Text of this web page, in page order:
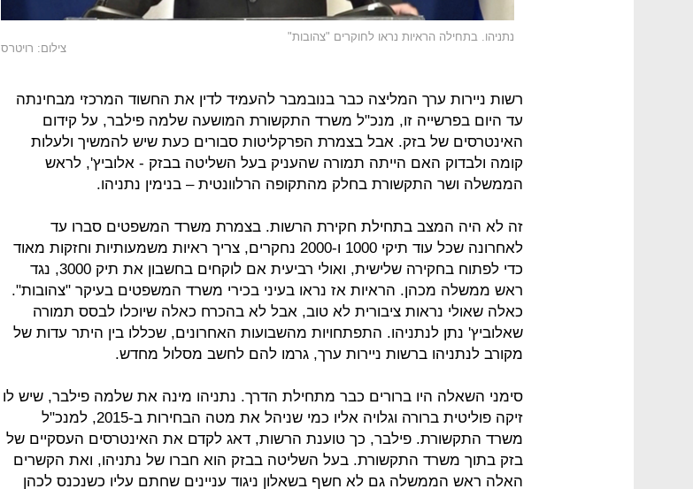
נתניהו. בתחילה הראיות נראו לחוקרים "צהובות"
צילום: רויטרס
רשות ניירות ערך המליצה כבר בנובמבר להעמיד לדין את החשוד המרכזי מבחינתה
עד היום בפרשייה זו, מנכ"ל משרד התקשורת המושעה שלמה פילבר, על קידום
האינטרסים של בזק. אבל בצמרת הפרקליטות סבורים כעת שיש להמשיך ולעלות
קומה ולבדוק האם הייתה תמורה שהעניק בעל השליטה בבזק - אלוביץ', לראש
הממשלה ושר התקשורת בחלק מהתקופה הרלוונטית – בנימין נתניהו.
זה לא היה המצב בתחילת חקירת הרשות. בצמרת משרד המשפטים סברו עד
לאחרונה שכל עוד תיקי 1000 ו-2000 נחקרים, צריך ראיות משמעותיות וחזקות מאוד
כדי לפתוח בחקירה שלישית, ואולי רביעית אם לוקחים בחשבון את תיק 3000, נגד
ראש ממשלה מכהן. הראיות אז נראו בעיני בכירי משרד המשפטים בעיקר "צהובות".
כאלה שאולי נראות ציבורית לא טוב, אבל לא בהכרח כאלה שיוכלו לבסס תמורה
שאלוביץ' נתן לנתניהו. התפתחויות מהשבועות האחרונים, שכללו בין היתר עדות של
מקורב לנתניהו ברשות ניירות ערך, גרמו להם לחשב מסלול מחדש.
סימני השאלה היו ברורים כבר מתחילת הדרך. נתניהו מינה את שלמה פילבר, שיש לו
זיקה פוליטית ברורה וגלויה אליו כמי שניהל את מטה הבחירות ב-2015, למנכ"ל
משרד התקשורת. פילבר, כך טוענת הרשות, דאג לקדם את האינטרסים העסקיים של
בזק בתוך משרד התקשורת. בעל השליטה בבזק הוא חברו של נתניהו, ואת הקשרים
האלה ראש הממשלה גם לא חשף בשאלון ניגוד עניינים שחתם עליו כשנכנס לכהן